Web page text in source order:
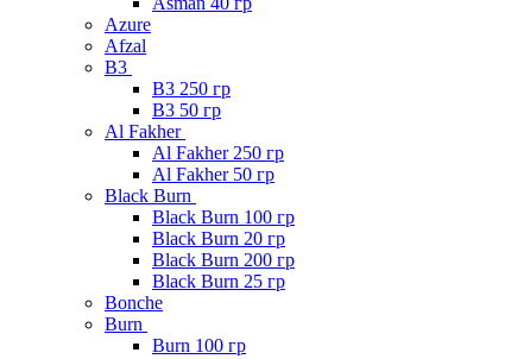
Azure
Afzal
B3
B3 250 гр
B3 50 гр
Al Fakher
Al Fakher 250 гр
Al Fakher 50 гр
Black Burn
Black Burn 100 гр
Black Burn 20 гр
Black Burn 200 гр
Black Burn 25 гр
Bonche
Burn
Burn 100 гр